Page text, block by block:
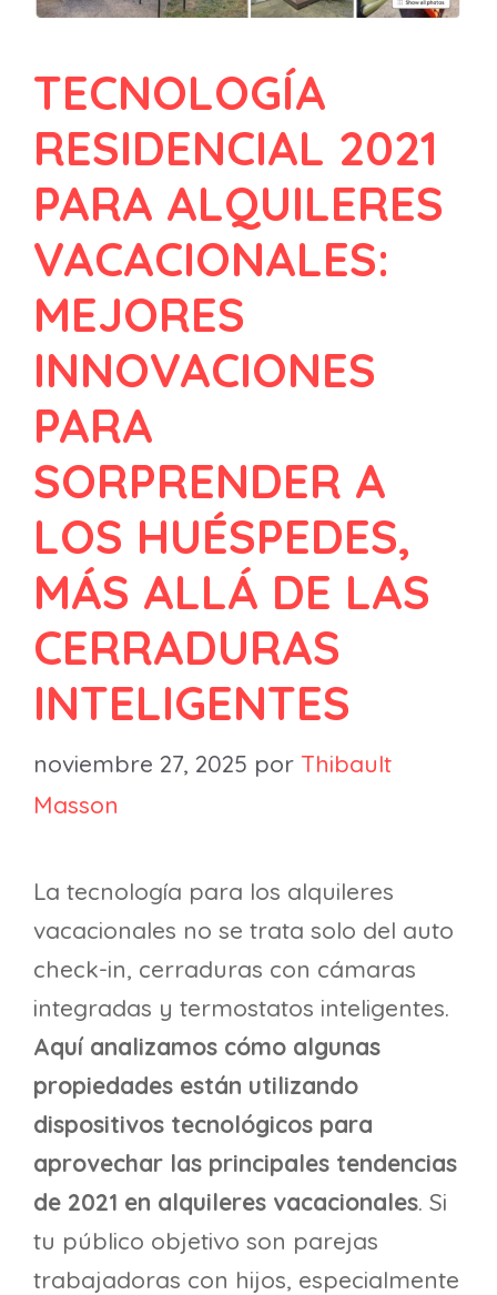
TECNOLOGÍA
RESIDENCIAL 2021
PARA ALQUILERES
VACACIONALES:
MEJORES
INNOVACIONES
PARA
SORPRENDER A
LOS HUÉSPEDES,
MÁS ALLÁ DE LAS
CERRADURAS
INTELIGENTES
noviembre 27, 2025 por Thibault
Masson
La tecnología para los alquileres
vacacionales no se trata solo del auto
check-in, cerraduras con cámaras
integradas y termostatos inteligentes.
Aquí analizamos cómo algunas
propiedades están utilizando
dispositivos tecnológicos para
aprovechar las principales tendencias
de 2021 en alquileres vacacionales. Si
tu público objetivo son parejas
trabajadoras con hijos, especialmente